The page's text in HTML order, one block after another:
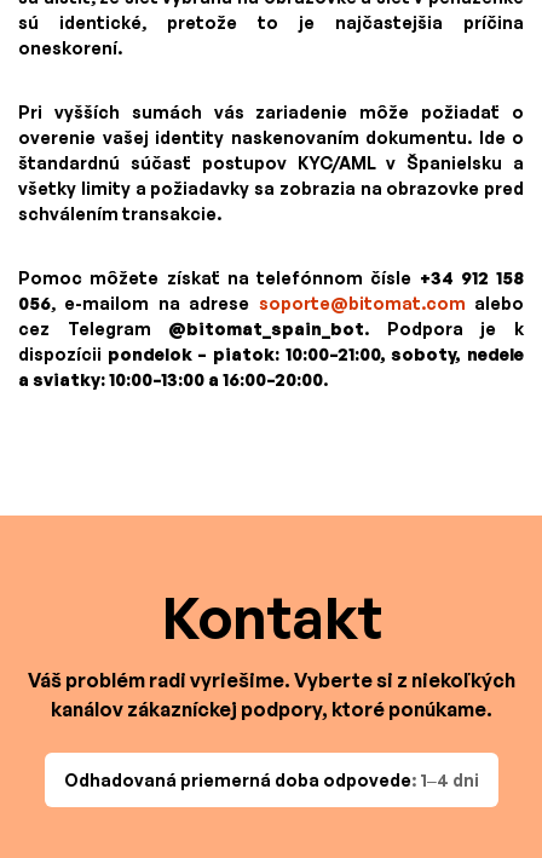
sú identické, pretože to je najčastejšia príčina
oneskorení.
Pri vyšších sumách vás zariadenie môže požiadať o
overenie vašej identity naskenovaním dokumentu. Ide o
štandardnú súčasť postupov KYC/AML v Španielsku a
všetky limity a požiadavky sa zobrazia na obrazovke pred
schválením transakcie.
Pomoc môžete získať na telefónnom čísle +34 912 158
056, e-mailom na adrese soporte@bitomat.com alebo
cez Telegram @bitomat_spain_bot. Podpora je k
dispozícii pondelok – piatok: 10:00–21:00, soboty, nedele
a sviatky: 10:00–13:00 a 16:00–20:00.
Kontakt
Váš problém radi vyriešime. Vyberte si z niekoľkých
kanálov zákazníckej podpory, ktoré ponúkame.
Odhadovaná priemerná doba odpovede: 1–4 dni